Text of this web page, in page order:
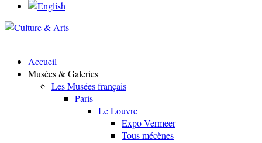
Accueil
Musées & Galeries
Les Musées français
Paris
Le Louvre
Expo Vermeer
Tous mécènes